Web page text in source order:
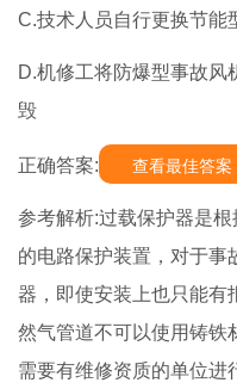
C.技术人员自行更换节能
D.机修工将防爆型事故风
毁
正确答案: 查看最佳答案
参考解析:过载保护器是
的电路保护装置，对于事
器，即使安装上也只能有
然气管道不可以使用铸铁
需要有维修资质的单位进